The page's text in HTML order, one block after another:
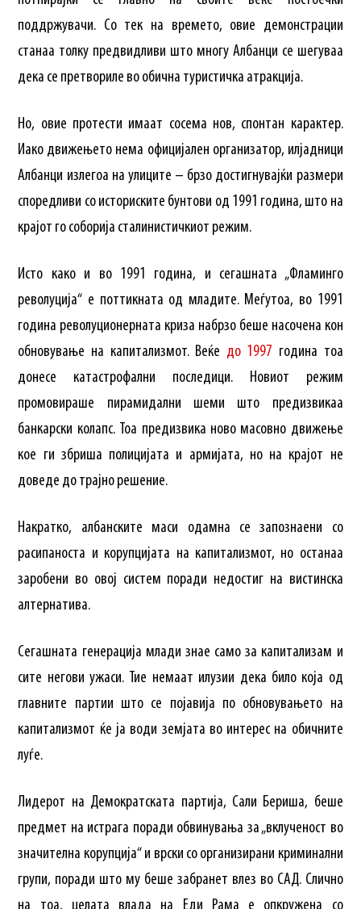
поддржувачи. Со тек на времето, овие демонстрации
станаа толку предвидливи што многу Албанци се шегуваа
дека се претвориле во обична туристичка атракција.
Но, овие протести имаат сосема нов, спонтан карактер.
Иако движењето нема официјален организатор, илјадници
Албанци излегоа на улиците – брзо достигнувајќи размери
споредливи со историските бунтови од 1991 година, што на
крајот го соборија сталинистичкиот режим.
Исто како и во 1991 година, и сегашната „Фламинго
револуција“ е поттикната од младите. Меѓутоа, во 1991
година револуционерната криза набрзо беше насочена кон
обновување на капитализмот. Веќе до 1997 година тоа
донесе катастрофални последици. Новиот режим
промовираше пирамидални шеми што предизвикаа
банкарски колапс. Тоа предизвика ново масовно движење
кое ги збриша полицијата и армијата, но на крајот не
доведе до трајно решение.
Накратко, албанските маси одамна се запознаени со
расипаноста и корупцијата на капитализмот, но останаа
заробени во овој систем поради недостиг на вистинска
алтернатива.
Сегашната генерација млади знае само за капитализам и
сите негови ужаси. Тие немаат илузии дека било која од
главните партии што се појавија по обновувањето на
капитализмот ќе ја води земјата во интерес на обичните
луѓе.
Лидерот на Демократската партија, Сали Бериша, беше
предмет на истрага поради обвинувања за „вклученост во
значителна корупција“ и врски со организирани криминални
групи, поради што му беше забранет влез во САД. Слично
на тоа, целата влада на Еди Рама е опкружена со